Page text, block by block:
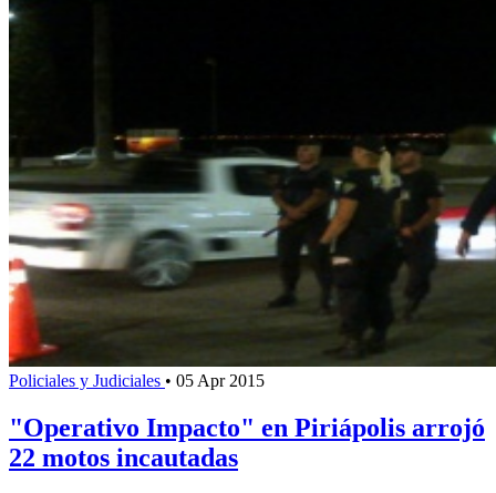
Policiales y Judiciales • 05 Apr 2015
"Operativo Impacto" en Piriápolis arrojó
22 motos incautadas